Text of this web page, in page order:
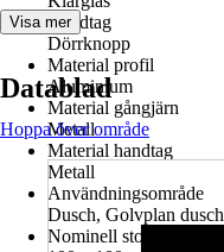
Handtag
Dörrknopp
Material profil
Aluminium
Material gångjärn
Metall
Material handtag
Metall
Användningsområde
Dusch, Golvplan dusch
Nominell storlek i cm
Visa mer
Datablad
Hoppa över område